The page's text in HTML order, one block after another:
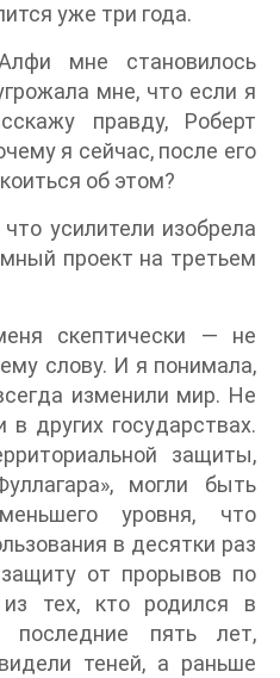
уже три года.
мне становилось
мне, что если я
правду, Роберт
я сейчас, после его
об этом?
усилители изобрела
проект на третьем
скептически — не
слову. И я понимала,
изменили мир. Не
в других государствах.
защиты,
могли быть
уровня, что
в десятки раз
от прорывов по
тех, кто родился в
последние пять лет,
теней, а раньше